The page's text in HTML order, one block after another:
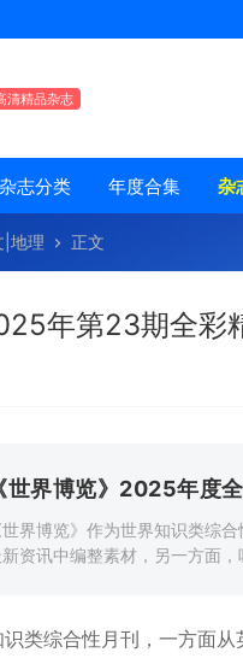
清精品杂志
杂志分类 年度合集 杂
|地理 正文
年第23期全彩
世界博览》2025年度
世界博览》作为世界知识类综
资讯中编整素材，另一方面
类综合性月刊，一方面